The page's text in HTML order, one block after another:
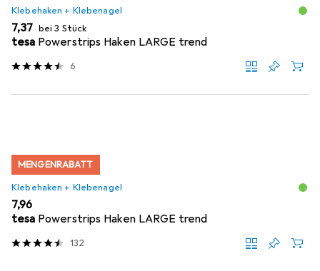
Klebehaken + Klebenagel
EUR
7,37 bei 3 Stück
tesa Powerstrips Haken LARGE trend
6
MENGENRABATT
Klebehaken + Klebenagel
EUR
7,96
tesa Powerstrips Haken LARGE trend
132